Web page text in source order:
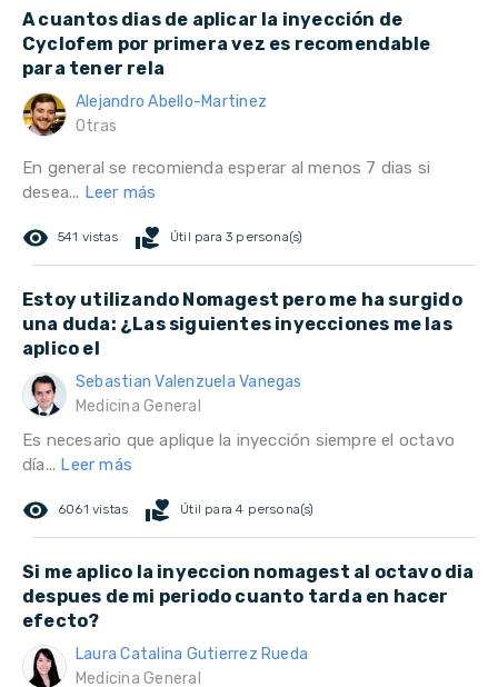
A cuantos dias de aplicar la inyección de
Cyclofem por primera vez es recomendable
para tener rela
Alejandro Abello-Martinez
Otras
En general se recomienda esperar al menos 7 dias si
desea... Leer más
remove_red_eye 541 vistas volunteer_activism Útil para 3 persona(s)
Estoy utilizando Nomagest pero me ha surgido
una duda: ¿Las siguientes inyecciones me las
aplico el
Sebastian Valenzuela Vanegas
Medicina General
Es necesario que aplique la inyección siempre el octavo
día... Leer más
remove_red_eye 6061 vistas volunteer_activism Útil para 4 persona(s)
Si me aplico la inyeccion nomagest al octavo dia
despues de mi periodo cuanto tarda en hacer
efecto?
Laura Catalina Gutierrez Rueda
Medicina General